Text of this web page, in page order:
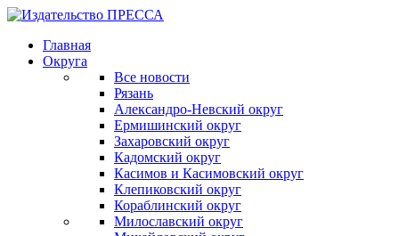
Главная
Округа
Все новости
Рязань
Александро-Невский округ
Ермишинский округ
Захаровский округ
Кадомский округ
Касимов и Касимовский округ
Клепиковский округ
Кораблинский округ
Милославский округ